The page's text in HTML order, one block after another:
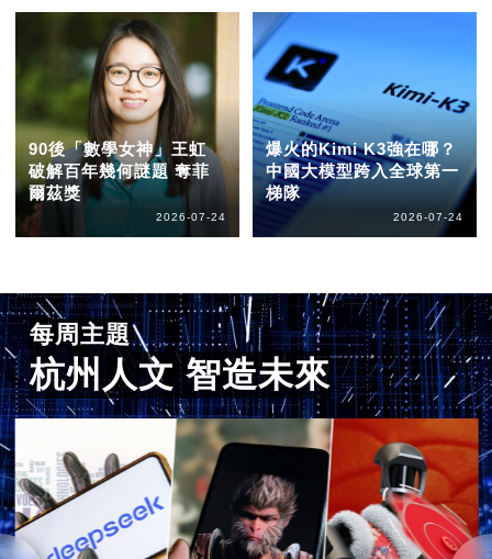
90後「數學女神」王虹
破解百年幾何謎題 奪菲
爾茲獎
2026-07-24
爆火的Kimi K3強在哪？
中國大模型跨入全球第一
梯隊
2026-07-24
每周主題
杭州人文 智造未來